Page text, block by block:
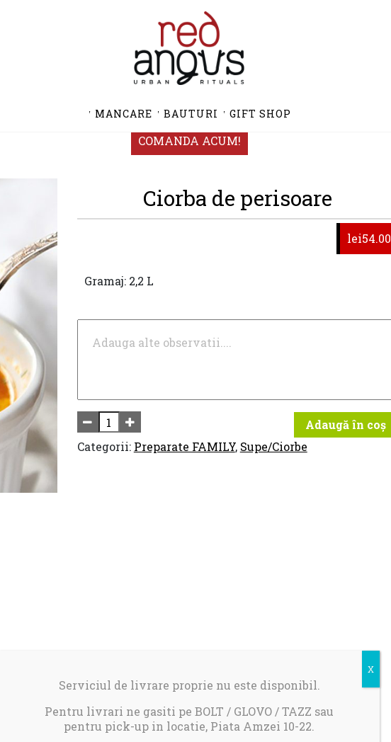
MANCARE BAUTURI GIFT SHOP
COMANDA ACUM!
Ciorba de perisoare
lei54.00
Gramaj: 2,2 L
Adaugă în coș
Categorii: Preparate FAMILY, Supe/Ciorbe
Serviciul de livrare proprie nu este disponibil.
Pentru livrari ne gasiti pe BOLT / GLOVO / TAZZ sau
pentru pick-up in locatie, Piata Amzei 10-22.